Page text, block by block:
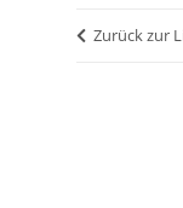
Zurück zur